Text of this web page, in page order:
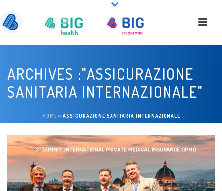
ARCHIVES :"ASSICURAZIONE
SANITARIA INTERNAZIONALE"
HOME » ASSICURAZIONE SANITARIA INTERNAZIONALE